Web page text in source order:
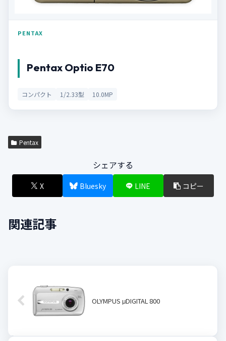
PENTAX
Pentax Optio E70
コンパクト 1/2.33型 10.0MP
Pentax
シェアする
X Bluesky LINE コピー
関連記事
OLYMPUS μDIGITAL 800